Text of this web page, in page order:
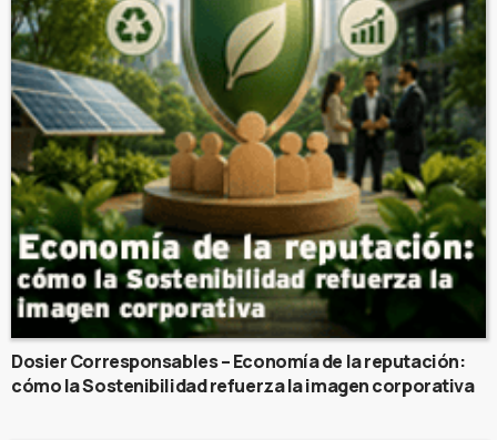
Dosier Corresponsables – Economía de la reputación:
cómo la Sostenibilidad refuerza la imagen corporativa